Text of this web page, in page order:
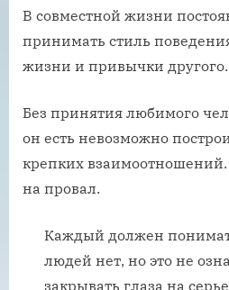
В совместной жизни
принимать стиль
жизни и привычки другого.
Без принятия любимого
он есть невозможно
крепких
на провал.
Каждый должен
людей нет, но это не
закрывать глаза на